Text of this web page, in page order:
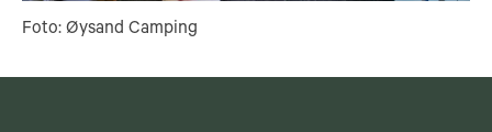
Foto: Øysand Camping